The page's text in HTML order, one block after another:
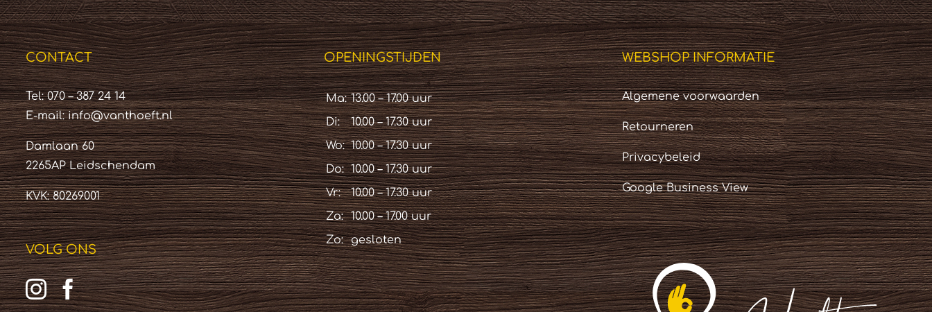
CONTACT
Tel: 070 – 387 24 14
E-mail:info@vanthoeft.nl
Damlaan 60
2265AP Leidschendam
KVK: 80269001
VOLG ONS
OPENINGSTIJDEN
Ma: 13.00 – 17.00 uur
Di:
10.00 – 17.30 uur
Wo: 10.00 – 17.30 uur
Do: 10.00 – 17.30 uur
Vr:
10.00 – 17.30 uur
Za:
10.00 – 17.00 uur
Zo:
gesloten
WEBSHOP INFORMATIE
Algemene voorwaarden
Retourneren
Privacybeleid
Google Business View